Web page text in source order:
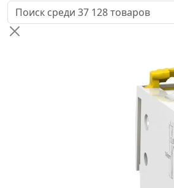
Поиск товаров по названию или